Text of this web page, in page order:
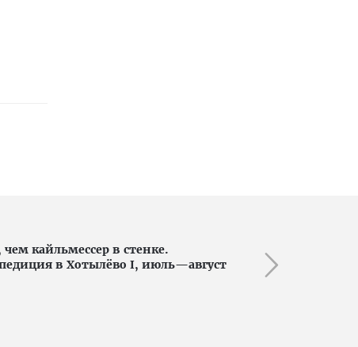
кайльмессер в стенке.
в Хотылёво I, июль—август